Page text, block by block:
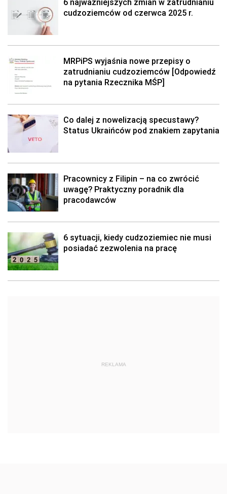
6 najważniejszych zmian w zatrudnianiu
cudzoziemców od czerwca 2025 r.
MRPiPS wyjaśnia nowe przepisy o
zatrudnianiu cudzoziemców [Odpowiedź
na pytania Rzecznika MŚP]
Co dalej z nowelizacją specustawy?
Status Ukraińców pod znakiem zapytania
Pracownicy z Filipin – na co zwrócić
uwagę? Praktyczny poradnik dla
pracodawców
6 sytuacji, kiedy cudzoziemiec nie musi
posiadać zezwolenia na pracę
REKLAMA